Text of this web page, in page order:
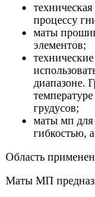
процессу
маты
элементов;
диапазоне.
грудусов;
маты мп для
гибкостью,
Область
Маты МП